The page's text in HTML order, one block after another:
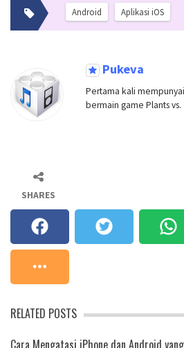
Android Aplikasi iOS
Pukeva
Pertama kali
bermain game Plants
SHARES
RELATED POSTS
Cara Mengatasi iPhone dan Android